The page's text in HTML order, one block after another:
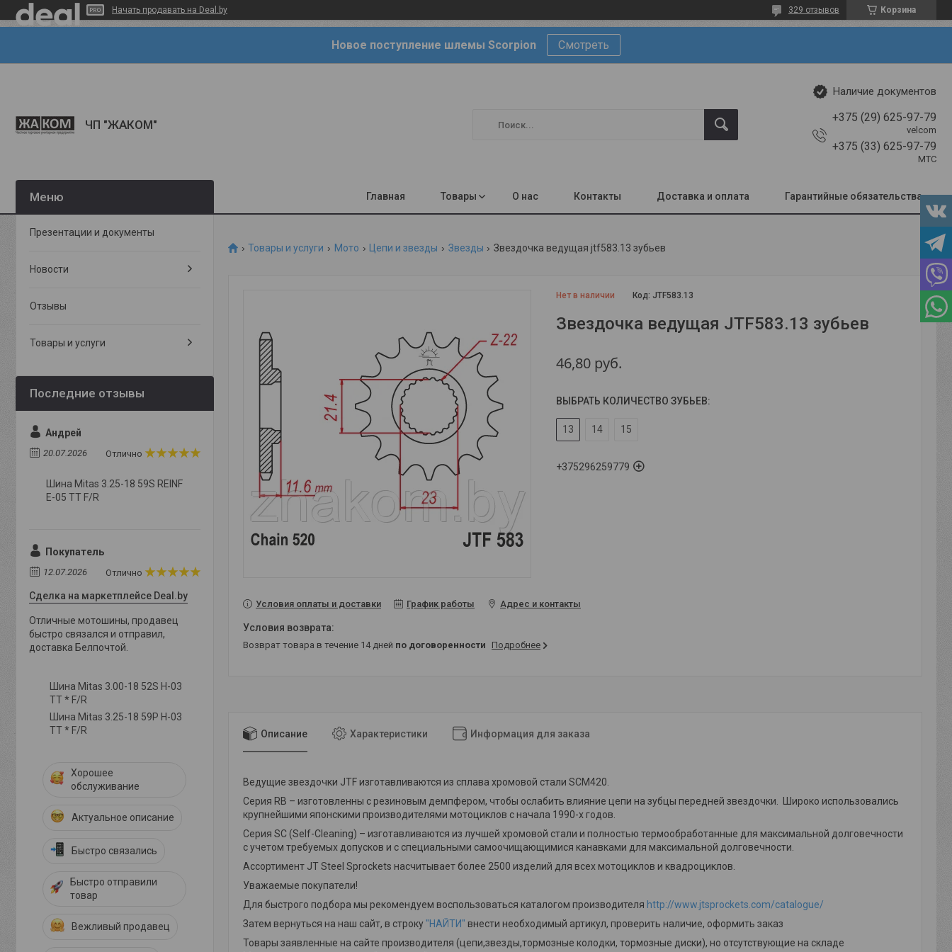
Начать продавать на Deal.by Корзина
329 отзывов
Новое поступление шлемы Scorpion Смотреть
ЧП "ЖАКОМ"
Наличие документов
+375 (29) 625-97-79
velcom
+375 (33) 625-97-79
МТС
Главная Товары О нас Контакты Доставка и оплата Гарантийные обязательства
Товары и услуги Мото Цепи и звезды Звезды Звездочка ведущая jtf583.13 зубьев
Нет в наличии Код: JTF583.13
Звездочка ведущая JTF583.13 зубьев
46,80 руб.
ВЫБРАТЬ КОЛИЧЕСТВО ЗУБЬЕВ:
13 14 15
+375296259779
Условия оплаты и доставки График работы Адрес и контакты
возврат товара в течение 14 дней по договоренности Подробнее
Описание Характеристики Информация для заказа
Ведущие звездочки JTF изготавливаются из сплава хромовой стали SCM420.
Серия RB – изготовленны с резиновым демпфером, чтобы ослабить влияние цепи на зубцы передней звездочки. Широко использовались
крупнейшими японскими производителями мотоциклов с начала 1990-х годов.
Серия SC (Self-Cleaning) – изготавливаются из лучшей хромовой стали и полностью термообработанные для максимальной долговечности
с учетом требуемых допусков и с специальными самоочищающимися канавками для максимальной долговечности.
Ассортимент JT Steel Sprockets насчитывает более 2500 изделий для всех мотоциклов и квадроциклов.
Уважаемые покупатели!
Для быстрого подбора мы рекомендуем воспользоваться каталогом производителя http://www.jtsprockets.com/catalogue/
Затем вернуться на наш сайт, в строку "НАЙТИ" внести необходимый артикул, проверить наличие, оформить заказ
Товары заявленные на сайте производителя (цепи,звезды,тормозные колодки, тормозные диски), но отсутствующие на складе
Презентации и документы
Новости
Отзывы
Товары и услуги
Андрей
20.07.2026 Отлично
Шина Mitas 3.25-18 59S REINF
E-05 TT F/R
Покупатель
12.07.2026 Отлично
Сделка на маркетплейсе Deal.by
Отличные мотошины, продавец
быстро связался и отправил,
доставка Белпочтой.
Шина Mitas 3.00-18 52S H-03
TT * F/R
Шина Mitas 3.25-18 59P H-03
TT * F/R
Хорошее
обслуживание
Актуальное описание
Быстро связались
Быстро отправили
товар
Вежливый продавец